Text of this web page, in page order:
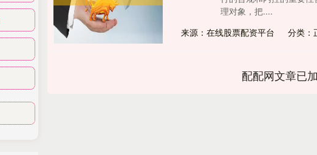
理对象，把....
来源：在线股票配资平台
分类：
配配网文章已